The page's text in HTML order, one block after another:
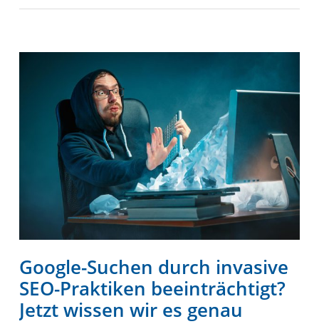
Google-Suchen durch invasive
SEO-Praktiken beeinträchtigt?
Jetzt wissen wir es genau